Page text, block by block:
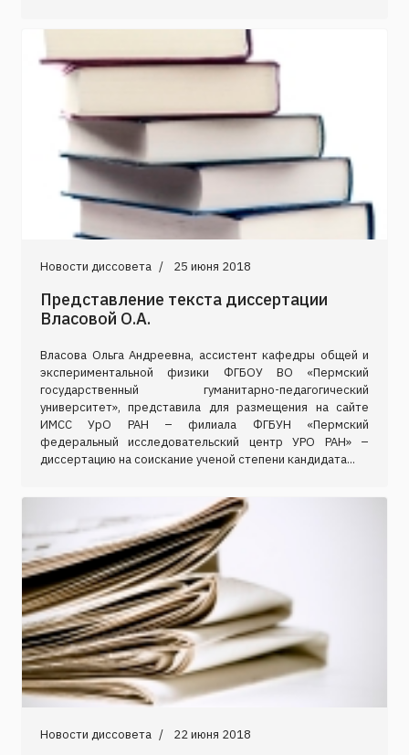
Новости диссовета 25 июня 2018
Представление текста диссертации
Власовой О.А.
Власова Ольга Андреевна, ассистент кафедры общей и
экспериментальной физики ФГБОУ ВО «Пермский
государственный гуманитарно-педагогический
университет», представила для размещения на сайте
ИМСС УрО РАН – филиала ФГБУН «Пермский
федеральный исследовательский центр УРО РАН» –
диссертацию на соискание ученой степени кандидата...
Новости диссовета 22 июня 2018